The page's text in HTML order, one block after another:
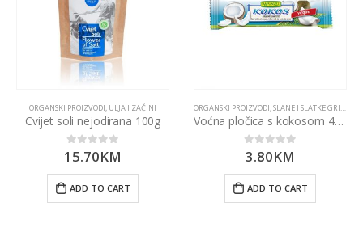
ORGANSKI PROIZVODI, ULJA I ZAČINI
Cvijet soli nejodirana 100g
0 out of 5
15.70KM
ADD TO CART
ORGANSKI PROIZVODI,SLANE I SLATKE GRICKALICE
Voćna pločica s kokosom 40g
0out of 5
3.80KM
ADD TO CART